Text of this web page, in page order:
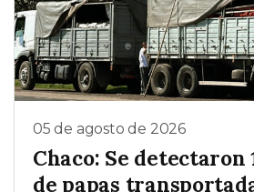
05 de agosto de 2026
Chaco: Se detectaron
de papas